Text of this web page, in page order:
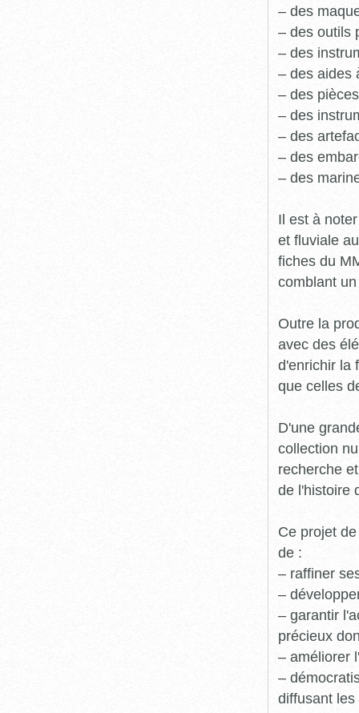
– des
– des outils
– des
– des aides
– des
– des
– des
– des
– des
Il est à
et fluviale
fiches du
comblant
Outre la
avec des
d'enrichir la
que celles
D'une
collection
recherche
de l'histoire
Ce projet
de :
– raffiner
–
– garantir
précieux
– améliorer
–
diffusant